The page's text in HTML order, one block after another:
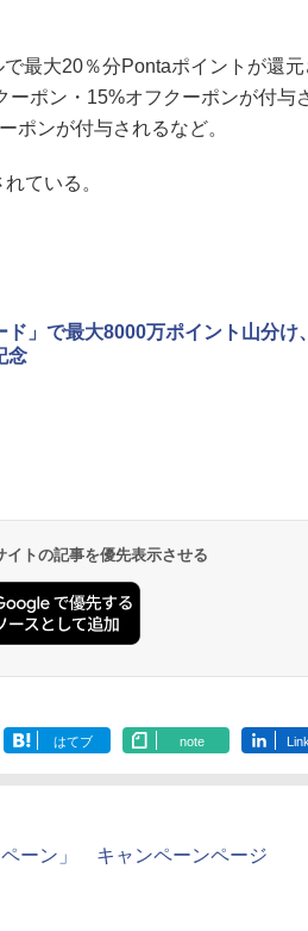
最大20％分Pontaポイントが還元
ポン・15%オフクーポンが付与
ポンが付与されるなど。
ている。
ド」で最大8000万ポイント山分け
念
トの記事を優先表示させる
はてブ note
ーン」 キャンペーンページ